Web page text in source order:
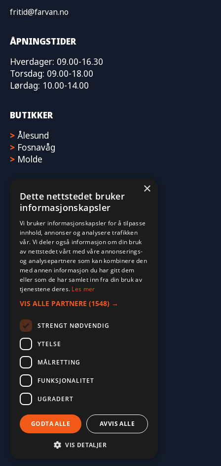
fritid@farvan.no
ÅPNINGSTIDER
Hverdager: 09.00-16.30
Torsdag: 09.00-18.00
Lørdag: 10.00-14.00
BUTIKKER
> Ålesund
> Fosnavåg
> Molde
2026. ALL RIGHTS RESERVED.
POWERED BY EMPORI CMS
×
Dette nettstedet bruker
informasjonskapsler
Vi bruker informasjonskapsler for å tilpasse
innhold, annonser og analysere trafikken
vår. Vi deler også informasjon om din bruk
av nettstedet vårt med våre annonserings-
og analysepartnere som kan kombinere den
med annen informasjon du har gitt dem
eller som de har samlet inn fra din bruk av
tjenestene deres. Les mer
VIS ALLE PARTNERE (1548) →
STRENGT NØDVENDIG
YTELSE
MÅLRETTING
FUNKSJONALITET
UGRADERT
GODTA ALLE AVVIS ALLE
VIS DETALJER